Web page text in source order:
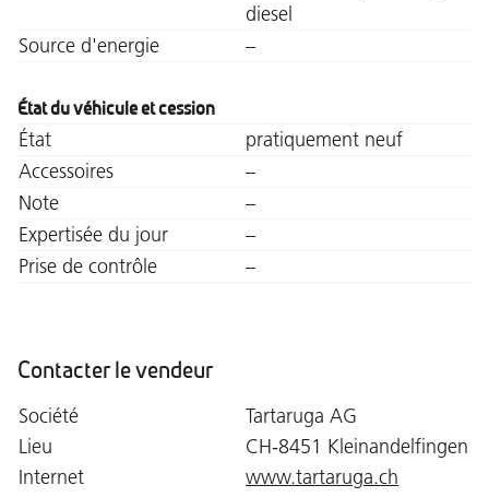
diesel
Source d'energie
–
État du véhicule et cession
État
pratiquement neuf
Accessoires
–
Note
–
Expertisée du jour
–
Prise de contrôle
–
Contacter le vendeur
Société
Tartaruga AG
Lieu
CH-8451 Kleinandelfingen
Internet
www.tartaruga.ch